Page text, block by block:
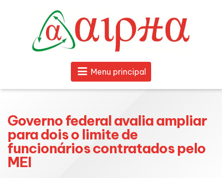
Menu principal
Governo federal avalia ampliar
para dois o limite de
funcionários contratados pelo
MEI